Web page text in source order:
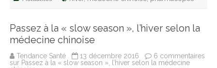
Passez à la « slow season », l’hiver selon la
médecine chinoise
Tendance Santé 13 décembre 2016
6 commentaires
sur Passez à la « slow season », l’hiver selon la médecine